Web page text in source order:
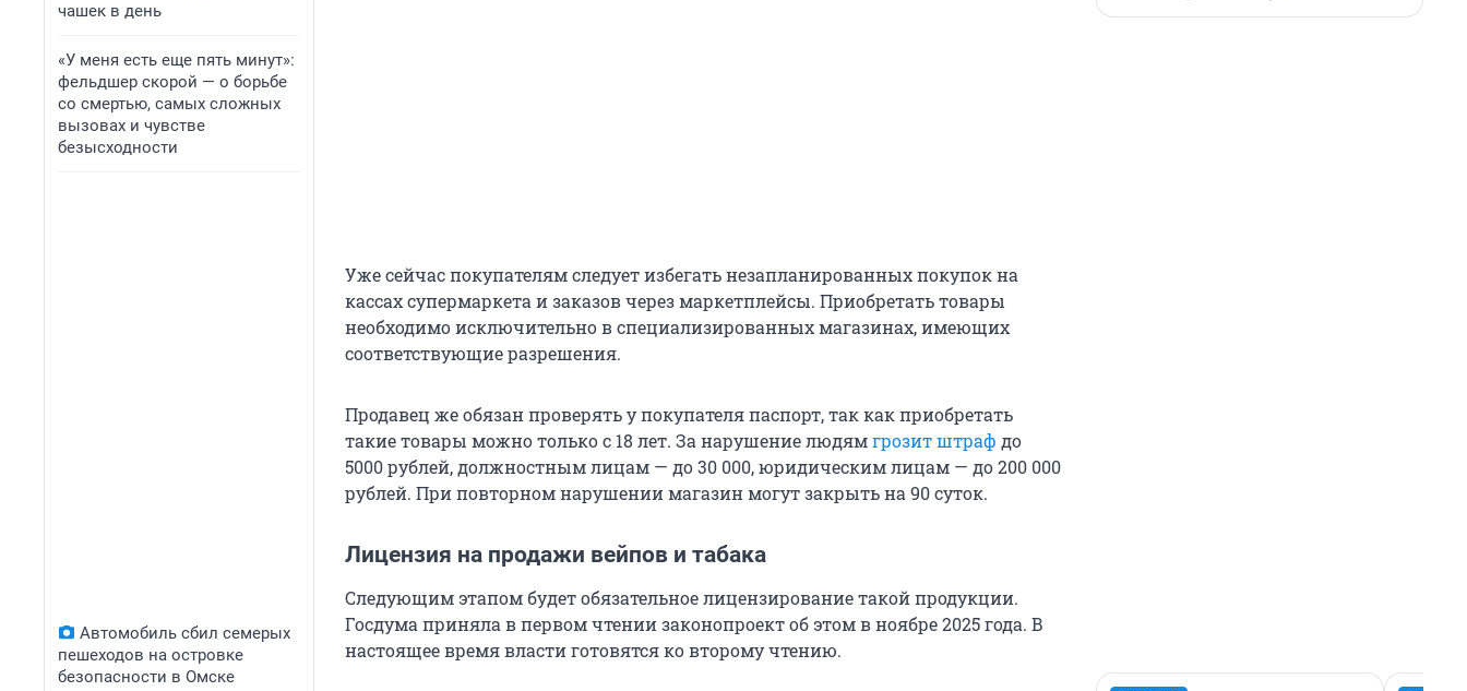
чашек в день
«У меня есть еще пять минут»:
фельдшер скорой — о борьбе
со смертью, самых сложных
вызовах и чувстве
безысходности
Автомобиль сбил семерых
пешеходов на островке
безопасности в Омске
Уже сейчас покупателям следует избегать незапланированных покупок на
кассах супермаркета и заказов через маркетплейсы. Приобретать товары
необходимо исключительно в специализированных магазинах, имеющих
соответствующие разрешения.
Продавец же обязан проверять у покупателя паспорт, так как приобретать
такие товары можно только с 18 лет. За нарушение людямгрозит штраф до
5000 рублей, должностным лицам — до 30 000, юридическим лицам — до 200 000
рублей. При повторном нарушении магазин могут закрыть на 90 суток.
Лицензия на продажи вейпов и табака
Следующим этапом будет обязательное лицензирование такой продукции.
Госдума приняла в первом чтении законопроект об этом в ноябре 2025 года. В
настоящее время власти готовятся ко второму чтению.